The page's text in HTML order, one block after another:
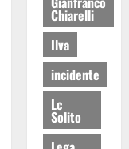
Chiarelli
Ilva
incidente
Lc
Solito